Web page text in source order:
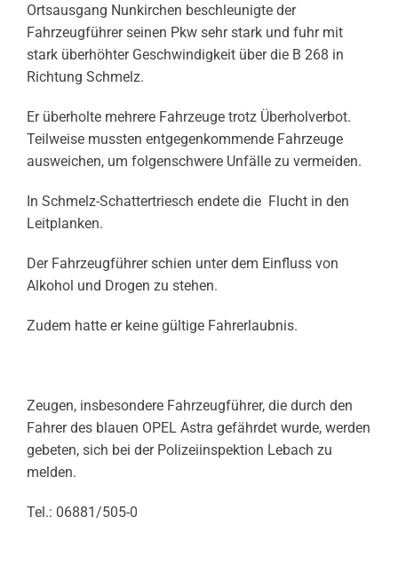
Ortsausgang Nunkirchen beschleunigte der
Fahrzeugführer seinen Pkw sehr stark und fuhr mit
stark überhöhter Geschwindigkeit über die B 268 in
Richtung Schmelz.
Er überholte mehrere Fahrzeuge trotz Überholverbot.
Teilweise mussten entgegenkommende Fahrzeuge
ausweichen, um folgenschwere Unfälle zu vermeiden.
In Schmelz-Schattertriesch endete die Flucht in den
Leitplanken.
Der Fahrzeugführer schien unter dem Einfluss von
Alkohol und Drogen zu stehen.
Zudem hatte er keine gültige Fahrerlaubnis.
Zeugen, insbesondere Fahrzeugführer, die durch den
Fahrer des blauen OPEL Astra gefährdet wurde, werden
gebeten, sich bei der Polizeiinspektion Lebach zu
melden.
Tel.: 06881/505-0